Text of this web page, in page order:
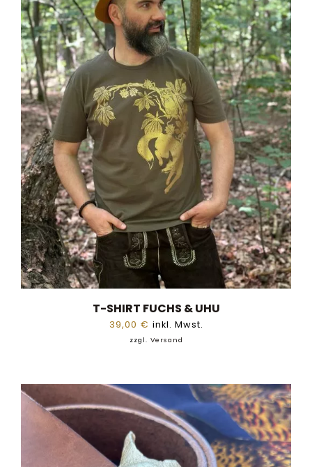
T-SHIRT FUCHS & UHU
39,00 € inkl. Mwst.
zzgl. Versand